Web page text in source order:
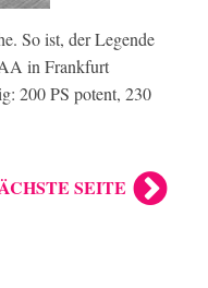
So ist, der Legende
in Frankfurt
200 PS potent, 230
SEITE